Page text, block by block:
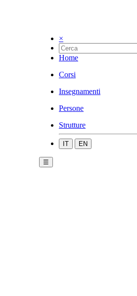
×
Home
Corsi
Insegnamenti
Persone
Strutture
IT EN
☰